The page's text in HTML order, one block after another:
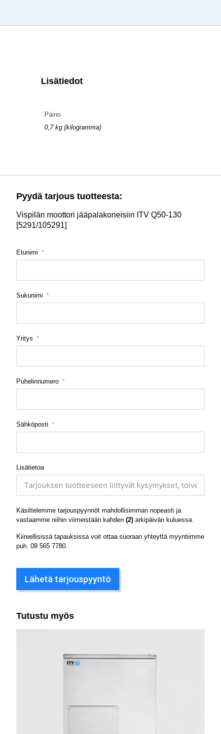
Lisätiedot
Paino
0,7 kg (kilogramma)
Pyydä tarjous tuotteesta:
Vispilän moottori jääpalakoneisiin ITV Q50-130
[5291/105291]
Etunimi
Sukunimi
Yritys
Puhelinnumero
Sähköposti
Lisätietoa
Käsittelemme tarjouspyynnöt mahdollisimman nopeasti ja
vastaamme niihin viimeistään kahden (2) arkipäivän kuluessa.
Kiireellisissä tapauksissa voit ottaa suoraan yhteyttä myyntiimme
puh. 09 565 7780
Lähetä tarjouspyyntö
Tutustu myös